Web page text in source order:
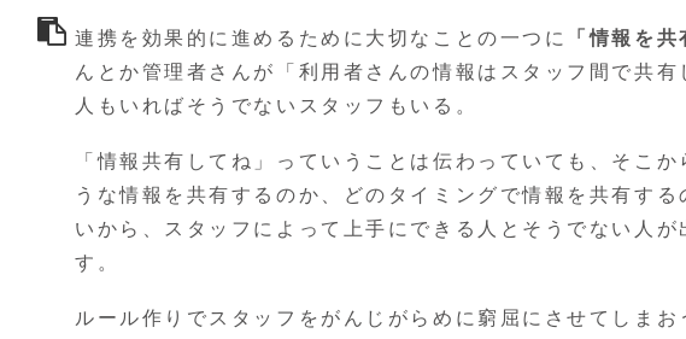
連携を効果的に進めるために大切なことの一つに 「情報を共
んとか管理者さんが「利用者さんの情報はスタッフ間で共
人もいればそうでないスタッフもいる。
「情報共有してね」っていうことは伝わっていても、そこ
うな情報を共有するのか、どのタイミングで情報を共有す
いから、スタッフによって上手にできる人とそうでない人
す。
ルール作りでスタッフをがんじがらめに窮屈にさせてしまお